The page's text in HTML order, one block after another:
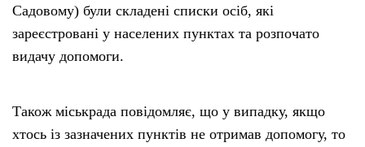
Садовому) були складені списки осіб, які
зареєстровані у населених пунктах та розпочато
видачу допомоги.
Також міськрада повідомляє, що у випадку, якщо
хтось із зазначених пунктів не отримав допомогу, то